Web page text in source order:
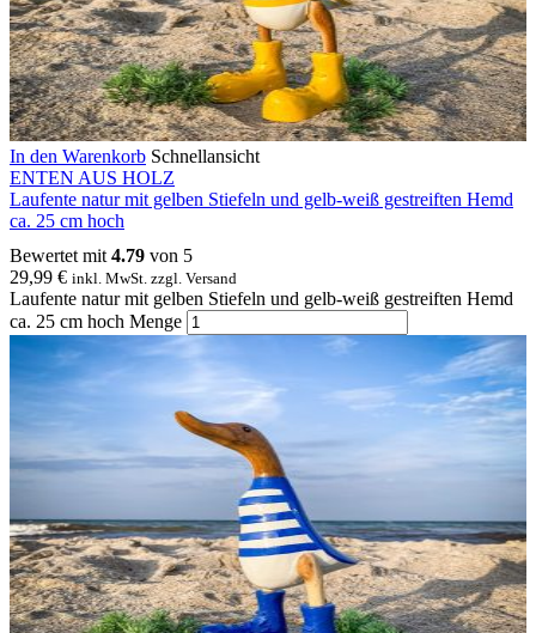
In den Warenkorb Schnellansicht
ENTEN AUS HOLZ
Laufente natur mit gelben Stiefeln und gelb-weiß gestreiften Hemd
ca. 25 cm hoch
Bewertet mit 4.79 von 5
29,99 € inkl. MwSt. zzgl. Versand
Laufente natur mit gelben Stiefeln und gelb-weiß gestreiften Hemd
ca. 25 cm hoch Menge